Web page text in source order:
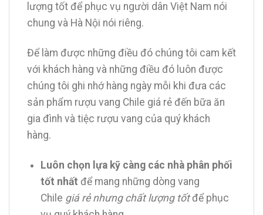
lượng tốt để phục vụ người dân Việt Nam nói
chung và Hà Nội nói riêng.
Để làm được những điều đó chúng tôi cam kết
với khách hàng và những điều đó luôn được
chúng tôi ghi nhớ hàng ngày mỗi khi đưa các
sản phẩm rượu vang Chile giá rẻ đến bữa ăn
gia đình và tiệc rượu vang của quý khách
hàng.
Luôn chọn lựa kỹ càng các nhà phân phối
tốt nhất để mang những dòng vang
Chile giá rẻ nhưng chất lượng tốtđể phục